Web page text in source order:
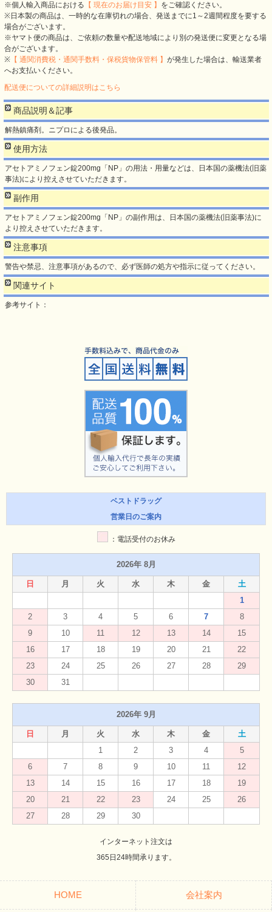
※個人輸入商品における 【 現在のお届け目安 】 をご確認ください。
※日本製の商品は、一時的な在庫切れの場合、発送までに1～2週間程度を要する
場合がございます。
※ヤマト便の商品は、ご依頼の数量や配送地域により別の発送便に変更となる場
合がございます。
※ 【 通関消費税・通関手数料・保税貨物保管料 】 が発生した場合は、輸送業者
へお支払いください。
配送便についての詳細説明はこちら
商品説明＆記事
解熱鎮痛剤。ニプロによる後発品。
使用方法
アセトアミノフェン錠200mg「NP」の用法・用量などは、日本国の薬機法(旧薬
事法)により控えさせていただきます。
副作用
アセトアミノフェン錠200mg「NP」の副作用は、日本国の薬機法(旧薬事法)に
より控えさせていただきます。
注意事項
警告や禁忌、注意事項があるので、必ず医師の処方や指示に従ってください。
関連サイト
参考サイト：
ベストドラッグ
営業日のご案内
：電話受付のお休み
2026年 8月
日 月 火 水 木 金
土
1
2
3 4 5 6 7
8
9
10 11 12 13 14
15
16
17 18 19 20 21
22
23
24 25 26 27 28
29
30
31
2026年 9月
日 月 火 水 木 金
土
1
2 3 4
5
6
7 8 9 10 11
12
13
14 15 16 17 18
19
20
21 22 23 24 25
26
27
28 29 30
インターネット注文は
365日24時間承ります。
HOME 会社案内